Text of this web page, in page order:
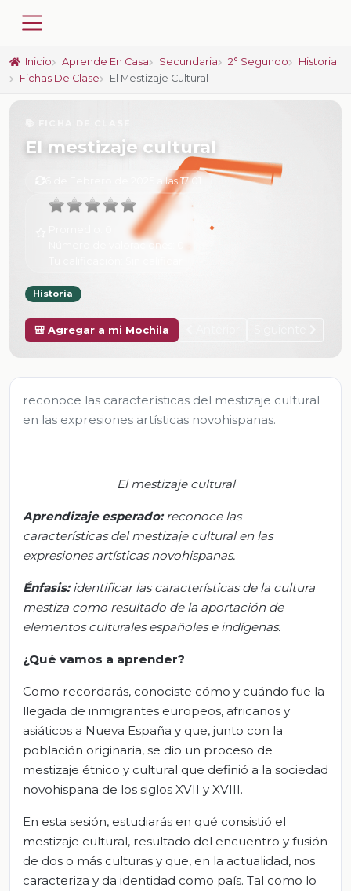
Inicio Aprende En Casa Secundaria 2° Segundo
Historia
Fichas De Clase
El Mestizaje Cultural
El mestizaje cultural
6 de Febrero de 2025 a las 17:01
Número de valoraciones:
Historia
🎒 Agregar a mi Mochila
reconoce las características del mestizaje cultural
en las expresiones artísticas novohispanas.
El mestizaje cultural
Aprendizaje esperado: reconoce las
características del mestizaje cultural en las
expresiones artísticas novohispanas.
Énfasis: identificar las características de la cultura
mestiza como resultado de la aportación de
elementos culturales españoles e indígenas.
¿Qué vamos a aprender?
Como recordarás, conociste cómo y cuándo fue la
llegada de inmigrantes europeos, africanos y
asiáticos a Nueva España y que, junto con la
población originaria, se dio un proceso de
mestizaje étnico y cultural que definió a la sociedad
novohispana de los siglos XVII y XVIII.
En esta sesión, estudiarás en qué consistió el
mestizaje cultural, resultado del encuentro y fusión
de dos o más culturas y que, en la actualidad, nos
caracteriza y da identidad como país. Tal como lo